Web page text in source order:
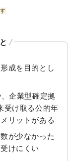
成を目的とし
企業型確定拠
受け取る公的年
リットがある
が少なかった
けにくい